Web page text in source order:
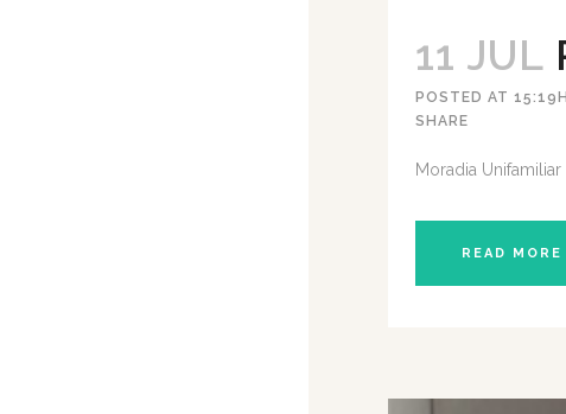
11 JUL
POSTED AT 15:19H
SHARE
Moradia
READ MORE